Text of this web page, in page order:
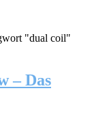
"dual coil"
– Das